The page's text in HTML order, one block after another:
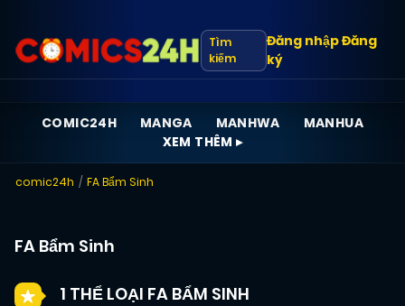
Tìm
kiếm
Đăng nhậpĐăng
ký
COMIC24H MANGA MANHWA
MANHUA
XEM THÊM ▸
comic24h FA Bẩm Sinh
FA Bẩm Sinh
1 THỂ LOẠI FA BẨM SINH